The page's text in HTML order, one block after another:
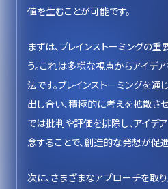
値を生むことが可能です。
まずは、ブレインストーミングの
う。これは多様な視点からアイデ
法です。ブレインストーミングを
出し合い、積極的に考えを拡散さ
では批判や評価を排除し、アイデ
念することで、創造的な発想が促進
次に、さまざまなアプローチを取